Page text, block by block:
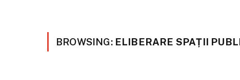
BROWSING: ELIBERARE SPAȚII